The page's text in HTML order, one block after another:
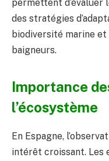
permettent d’évaluer
des stratégies
biodiversité marine
baigneurs.
Importance
l’écosystème
En Espagne,
intérêt croissant. Les